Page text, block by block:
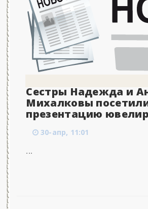
Сестры Надежда и
Михалковы
презентацию
30-апр, 11:01
...